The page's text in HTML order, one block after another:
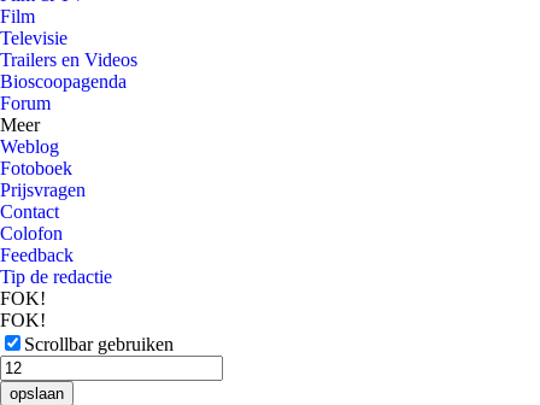
Film
Televisie
Trailers en Videos
Bioscoopagenda
Forum
Meer
Weblog
Fotoboek
Prijsvragen
Contact
Colofon
Feedback
Tip de redactie
FOK!
FOK!
Scrollbar gebruiken
opslaan